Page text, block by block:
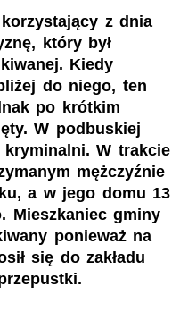
z dnia
który był
Kiedy
do niego, ten
po krótkim
W podbuskiej
W trakcie
mężczyźnie
a w jego domu 13
Mieszkaniec gminy
ponieważ na
się do zakładu